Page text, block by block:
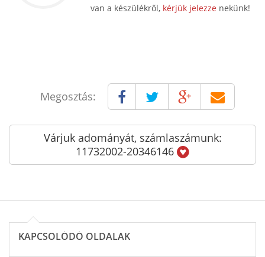
van a készülékről, kérjük jelezze nekünk!
Megosztás:
Várjuk adományát, számlaszámunk:
11732002-20346146
KAPCSOLÓDÓ OLDALAK